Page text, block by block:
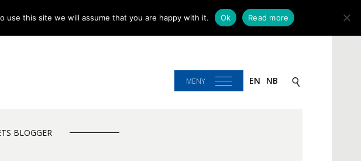
MENY EN NB
BLOGGER
this site we will assume that you are happy with it. Ok Read more